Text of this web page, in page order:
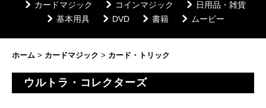
カードマジック コインマジック
日用品・雑貨
基本用具
DVD 書籍 ムービー
ホーム > カードマジック > カード・トリック
ウルトラ・コレクターズ